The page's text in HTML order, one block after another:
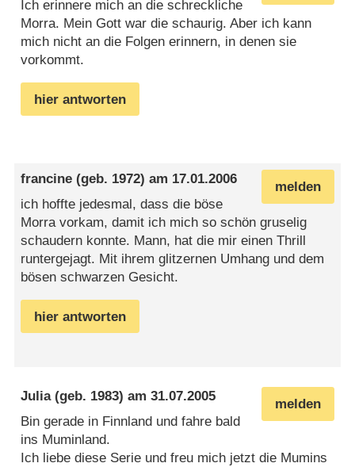
Ich erinnere mich an die schreckliche
Morra. Mein Gott war die schaurig. Aber ich kann
mich nicht an die Folgen erinnern, in denen sie
vorkommt.
hier antworten
melden
francine (geb. 1972) am 17.01.2006
ich hoffte jedesmal, dass die böse
Morra vorkam, damit ich mich so schön gruselig
schaudern konnte. Mann, hat die mir einen Thrill
runtergejagt. Mit ihrem glitzernen Umhang und dem
bösen schwarzen Gesicht.
hier antworten
melden
Julia(geb. 1983) am31.07.2005
Bin gerade in Finnland und fahre bald
ins Muminland.
Ich liebe diese Serie und freu mich jetzt die Mumins